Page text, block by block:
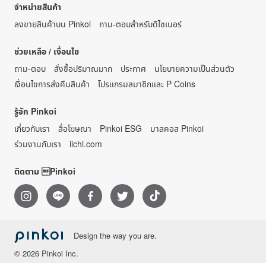
จำหน่ายสินค้า
ลงขายสินค้าบน Pinkoi
ถาม-ตอบสำหรับดีไซเนอร์
ช่วยเหลือ / เงื่อนไข
ถาม-ตอบ
สั่งซื้อปริมาณมาก ประกาศ
นโยบายความเป็นส่วนตัว
เงื่อนไขการส่งคืนสินค้า
โปรแกรมสมาชิกและ P Coins
รู้จัก Pinkoi
เกี่ยวกับเรา
สื่อโฆษณา Pinkoi ESG
มาสคอส Pinkoi
ร่วมงานกับเรา
iichi.com
ติดตาม Pinkoi
Design the way you are.
© 2026 Pinkoi Inc.